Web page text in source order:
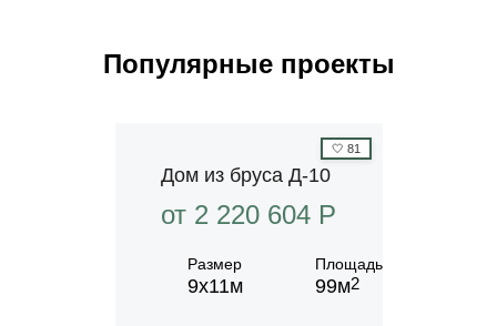
Популярные проекты
🤍 81
Дом из бруса Д-10
от 2 220 604 P
Размер
9х11м
Площадь
99м2